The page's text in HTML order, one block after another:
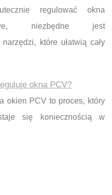
regulować okna
niezbędne jest
które ułatwią cały
okna PCV?
okien PCV to proces, który
się koniecznością w